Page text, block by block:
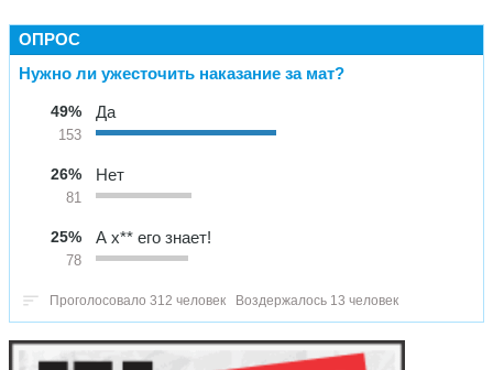
ОПРОС
Нужно ли ужесточить наказание за мат?
49%
153
Да
26%
81
Нет
25%
78
А х** его знает!
Проголосовало 312 человек Воздержалось 13 человек